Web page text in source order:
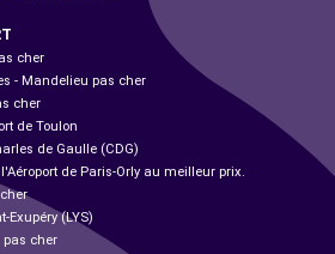
cher
- Mandelieu pas cher
cher
de Toulon
de Gaulle (CDG)
de Paris-Orly au meilleur prix.
Exupéry (LYS)
pas cher